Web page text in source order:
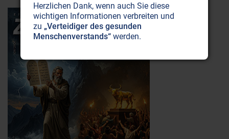
Herzlichen Dank, wenn auch Sie diese
wichtigen Informationen verbreiten und
zu „Verteidiger des gesunden
Menschenverstands“ werden.